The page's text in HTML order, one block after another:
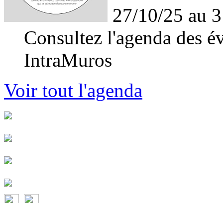
27/10/25 au
Consultez l'agenda des
IntraMuros
Voir tout l'agenda